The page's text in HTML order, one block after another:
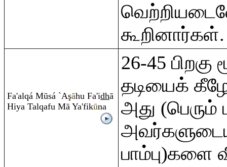
கூறினார்கள்.
Fa'alqá Mūsá `Aşāhu Fa'idhā
Hiya Talqafu Mā Ya'fikūna
26-45
தடியைக்
அது (பெரும்
பாம்பு)களை